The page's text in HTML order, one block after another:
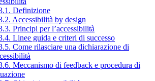
Definizione
Accessibilità by design
Principi per l’accessibilità
Linee guida e criteri di successo
Come rilasciare una dichiarazione di
Meccanismo di feedback e procedura di